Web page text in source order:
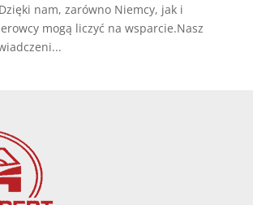
nam, zarówno Niemcy, jak i
mogą liczyć na wsparcie.Nasz